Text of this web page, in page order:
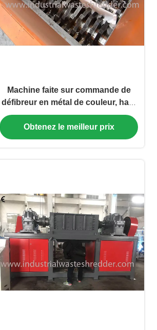
Machine faite sur commande de
défibreur en métal de couleur, haut
défibreur de tambour métallique de
déchets de couple
Obtenez le meilleur prix